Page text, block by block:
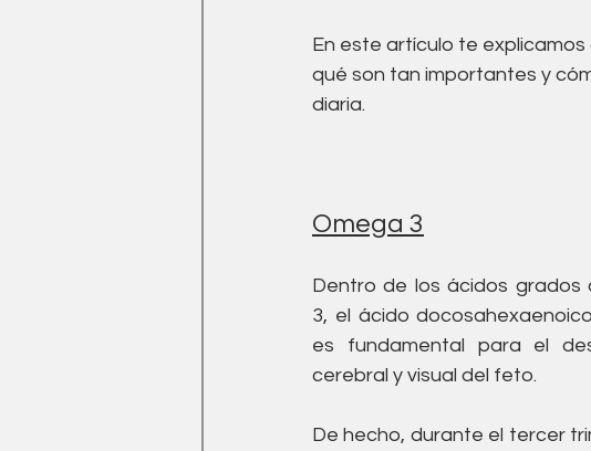
En este artículo te explicamos
qué son tan importantes y
diaria.
Omega 3
Dentro de los ácidos grados
3, el ácido
es fundamental para el
cerebral y visual del feto.
De hecho, durante el tercer